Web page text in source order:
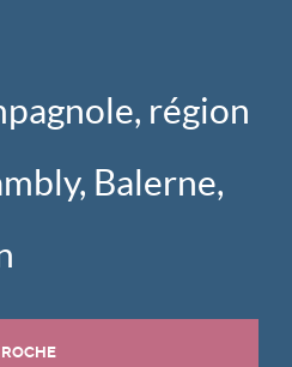
région
Balerne,